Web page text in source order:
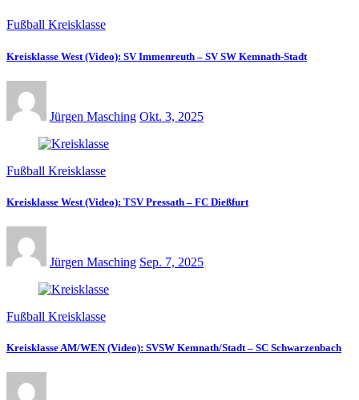
Fußball Kreisklasse
Kreisklasse West (Video): SV Immenreuth – SV SW Kemnath-Stadt
Jürgen Masching Okt. 3, 2025
Fußball Kreisklasse
Kreisklasse West (Video): TSV Pressath – FC Dießfurt
Jürgen Masching Sep. 7, 2025
Fußball Kreisklasse
Kreisklasse AM/WEN (Video): SVSW Kemnath/Stadt – SC Schwarzenbach